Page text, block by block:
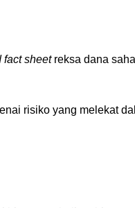
fact sheetreksa dana
risiko yang melekat